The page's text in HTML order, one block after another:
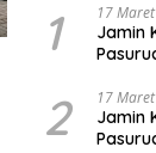
1 17
Jamin
2 17
Jamin